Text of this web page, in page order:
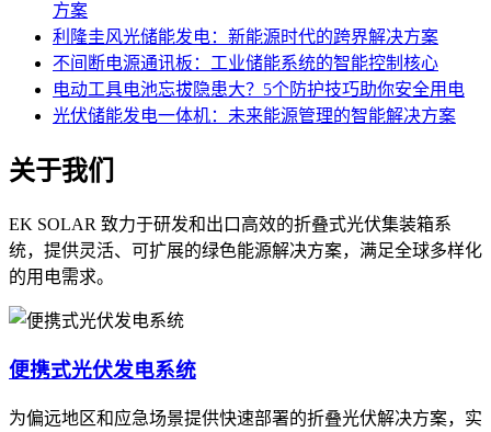
方案
利隆圭风光储能发电：新能源时代的跨界解决方案
不间断电源通讯板：工业储能系统的智能控制核心
电动工具电池忘拔隐患大？5个防护技巧助你安全用电
光伏储能发电一体机：未来能源管理的智能解决方案
关于我们
EK SOLAR 致力于研发和出口高效的折叠式光伏集装箱系
统，提供灵活、可扩展的绿色能源解决方案，满足全球多样化
的用电需求。
便携式光伏发电系统
为偏远地区和应急场景提供快速部署的折叠光伏解决方案，实